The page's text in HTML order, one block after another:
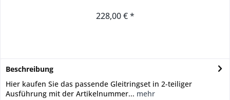
228,00 € *
Beschreibung
Hier kaufen Sie das passende Gleitringset in 2-teiliger
Ausführung mit der Artikelnummer... mehr